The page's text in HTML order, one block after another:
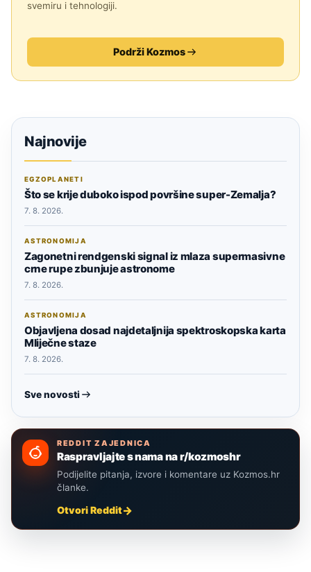
svemiru i tehnologiji.
Podrži Kozmos
Najnovije
EGZOPLANETI
Što se krije duboko ispod površine super-Zemalja?
7. 8. 2026.
ASTRONOMIJA
Zagonetni rendgenski signal iz mlaza supermasivne
crne rupe zbunjuje astronome
7. 8. 2026.
ASTRONOMIJA
Objavljena dosad najdetaljnija spektroskopska karta
Mliječne staze
7. 8. 2026.
Sve novosti
REDDIT ZAJEDNICA
Raspravljajte s nama na r/kozmoshr
Podijelite pitanja, izvore i komentare uz Kozmos.hr
članke.
Otvori Reddit